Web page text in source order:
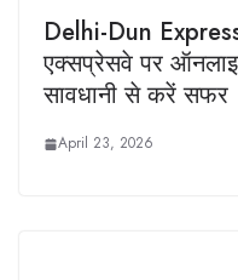
Delhi-Dun
एक्सप्रेसवे पर
सावधानी से करें सफर
April 23, 2026